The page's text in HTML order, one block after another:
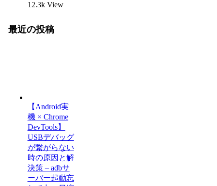
12.3k View
最近の投稿
【Android実
機 × Chrome
DevTools】
USBデバッグ
が繋がらない
時の原因と解
決策 – adbサ
ーバー起動忘